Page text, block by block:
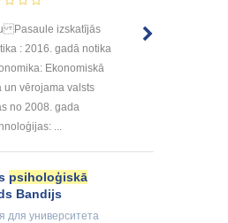
Pasaule izskatījās
: 2016. gadā notika
Ekonomiskā
un vērojama valsts
no 2008. gada
...
psiholoģiskā
Bandijs
для университета